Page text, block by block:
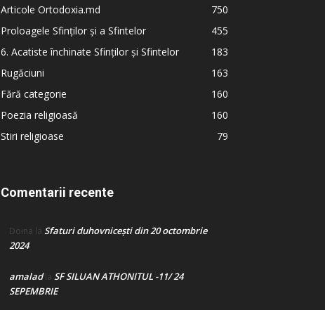
Articole Ortodoxia.md
750
Proloagele Sfinților și a Sfintelor
455
6. Acatiste închinate Sfinților și Sfintelor
183
Rugăciuni
163
Fără categorie
160
Poezia religioasă
160
Stiri religioase
79
Comentarii recente
Doina la Sfaturi duhovnicești din 20 octombrie
2024
amaladla SF SILUAN ATHONITUL -11/ 24
SEPEMBRIE